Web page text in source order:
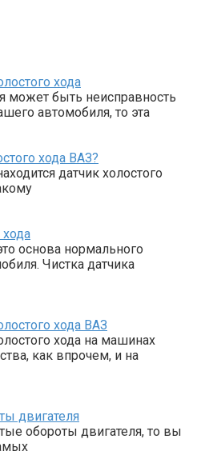
хода
может быть неисправность
автомобиля, то эта
хода ВАЗ?
датчик холостого
хода
основа нормального
Чистка датчика
хода ВАЗ
хода на машинах
как впрочем, и на
двигателя
обороты двигателя, то вы